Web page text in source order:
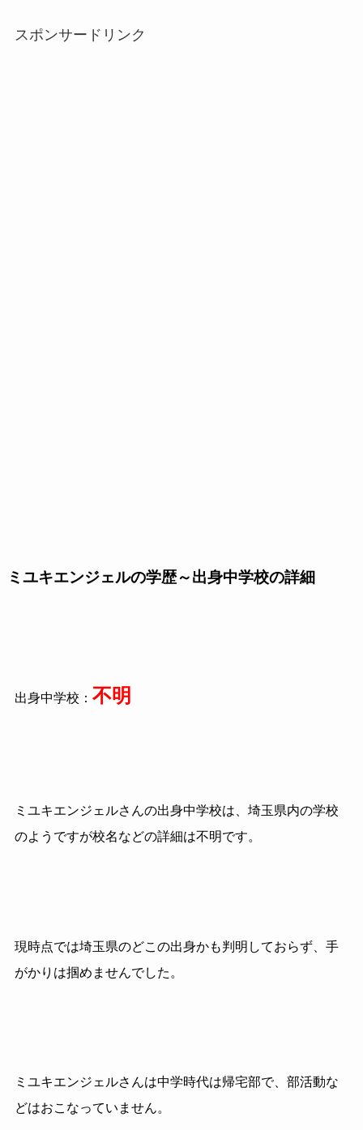
スポンサードリンク
ミユキエンジェルの学歴～出身中学校の詳細
出身中学校： 不明
ミユキエンジェルさんの出身中学校は、埼玉県内の学校
のようですが校名などの詳細は不明です。
現時点では埼玉県のどこの出身かも判明しておらず、手
がかりは掴めませんでした。
ミユキエンジェルさんは中学時代は帰宅部で、部活動な
どはおこなっていません。